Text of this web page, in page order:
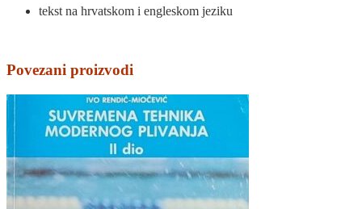
tekst na hrvatskom i engleskom jeziku
Povezani proizvodi